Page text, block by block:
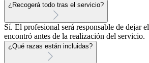
¿Recogerá todo tras el servicio?
Sí. El profesional será responsable de dejar
encontró antes de la realización del servicio.
¿Qué razas están incluidas?